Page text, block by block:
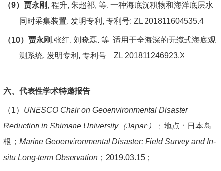
（9）贾永刚 , 程升, 朱超祁, 等. 一种海底沉积物和海洋底层水
同时采集装置. 发明专利 , 专利号: ZL 201811604535.4
（10）贾永刚 ,张红, 刘晓磊, 等. 适用于全海深的无缆式海底观
测系统, 发明专利 , 专利号： ZL 201811246923.X
六、 代表性学术特邀报告
（1） UNESCO Chair on Geoenvironmental Disaster
Reduction in Shimane University（Japan ）
；地点：日本岛
根； Marine Geoenvironmental Disaster: Field Survey and In-
situ Long-term Observation ； 2019.03.15 ；